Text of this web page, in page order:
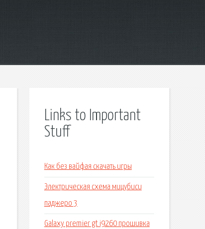
Links to Important
Stuff
Как без вайфая скачать игры
Электрическая схема мицубиси
паджеро 3
Galaxy premier gt i9260 прошивка